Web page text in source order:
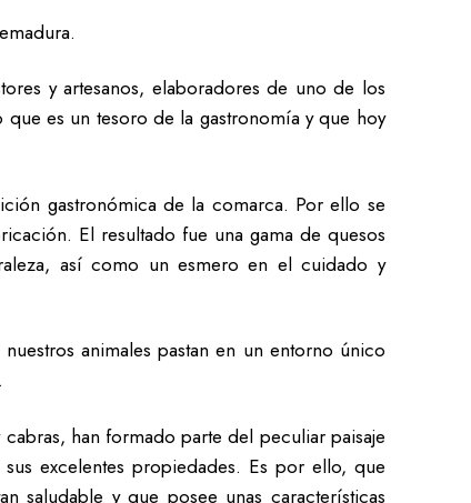
y artesanos, elaboradores de uno de los
es un tesoro de la gastronomía y que hoy
gastronómica de la comarca. Por ello se
El resultado fue una gama de quesos
así como un esmero en el cuidado y
animales pastan en un entorno único
han formado parte del peculiar paisaje
excelentes propiedades. Es por ello, que
saludable y que posee unas características